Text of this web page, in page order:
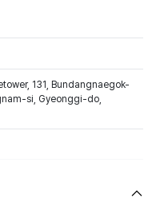
131, Bundangnaegok-
si, Gyeonggi-do,